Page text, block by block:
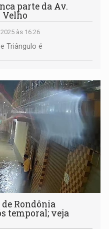
parte da Av.
Velho
às 16:26
Triângulo é
de Rondônia
temporal; veja